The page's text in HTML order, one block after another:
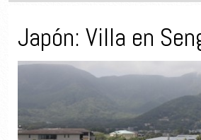
Japón: Villa en